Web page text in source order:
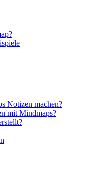
Notizen machen?
mit Mindmaps?